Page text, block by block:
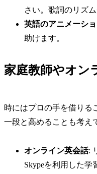
さい。歌詞のリズ
英語のアニメーシ
助けます。
家庭教師やオン
時にはプロの手を借りる
一段と高めることも考え
オンライン英会話:
Skypeを利用した学